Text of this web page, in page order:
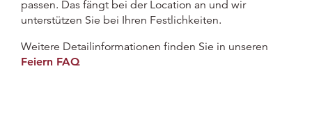
passen. Das fängt bei der Location an und wir
unterstützen Sie bei Ihren Festlichkeiten.
Weitere Detailinformationen finden Sie in unseren
Feiern FAQ